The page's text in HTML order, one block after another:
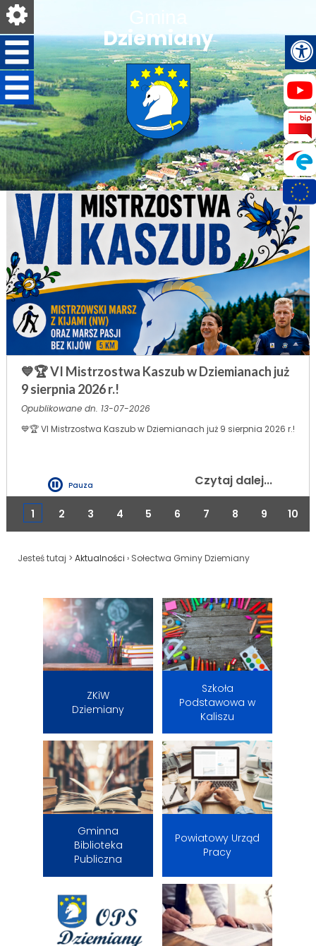
Dziemiany
1 2 3 4 5 6 7 8 9 10
💙🏆 VI Mistrzostwa Kaszub w Dziemianach już
9 sierpnia 2026 r.!
Opublikowane dn. 13-07-2026
💙🏆 VI Mistrzostwa Kaszub w Dziemianach już 9 sierpnia 2026 r.!
Pauza Czytaj dalej...
Jesteś tutaj > Aktualności › Sołectwa Gminy Dziemiany
ZKiW
Dziemiany
Szkoła
Podstawowa w
Kaliszu
Gminna
Biblioteka
Publiczna
Powiatowy Urząd
Pracy